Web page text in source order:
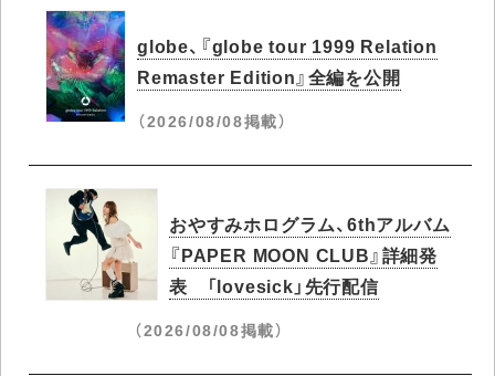
globe、『globe tour 1999 Relation
Remaster Edition』全編を公開
（2026/08/08掲載）
おやすみホログラム、6thアルバム
『PAPER MOON CLUB』詳細発
表 「lovesick」先行配信
（2026/08/08掲載）